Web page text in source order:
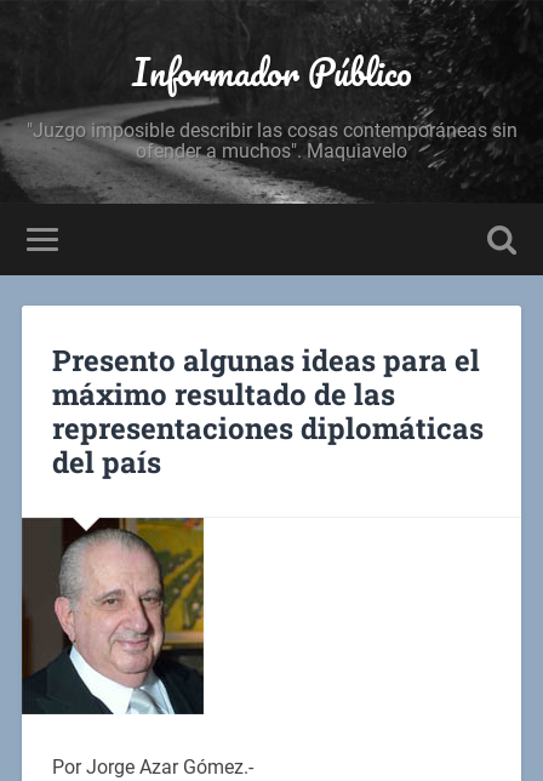
Informador Público
"Juzgo imposible describir las cosas contemporáneas sin
ofender a muchos". Maquiavelo
Presento algunas ideas para el
máximo resultado de las
representaciones diplomáticas
del país
Por Jorge Azar Gómez.-